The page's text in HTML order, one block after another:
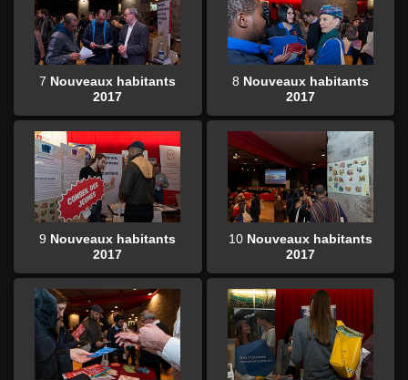
7 Nouveaux habitants
2017
8 Nouveaux habitants
2017
9 Nouveaux habitants
2017
10 Nouveaux habitants
2017